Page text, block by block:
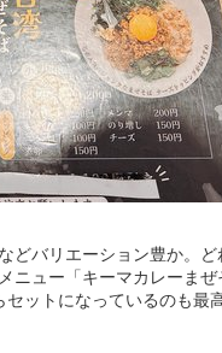
どバリエーション豊か。
ュー「キーマカレーまぜ
ットになっているのも最